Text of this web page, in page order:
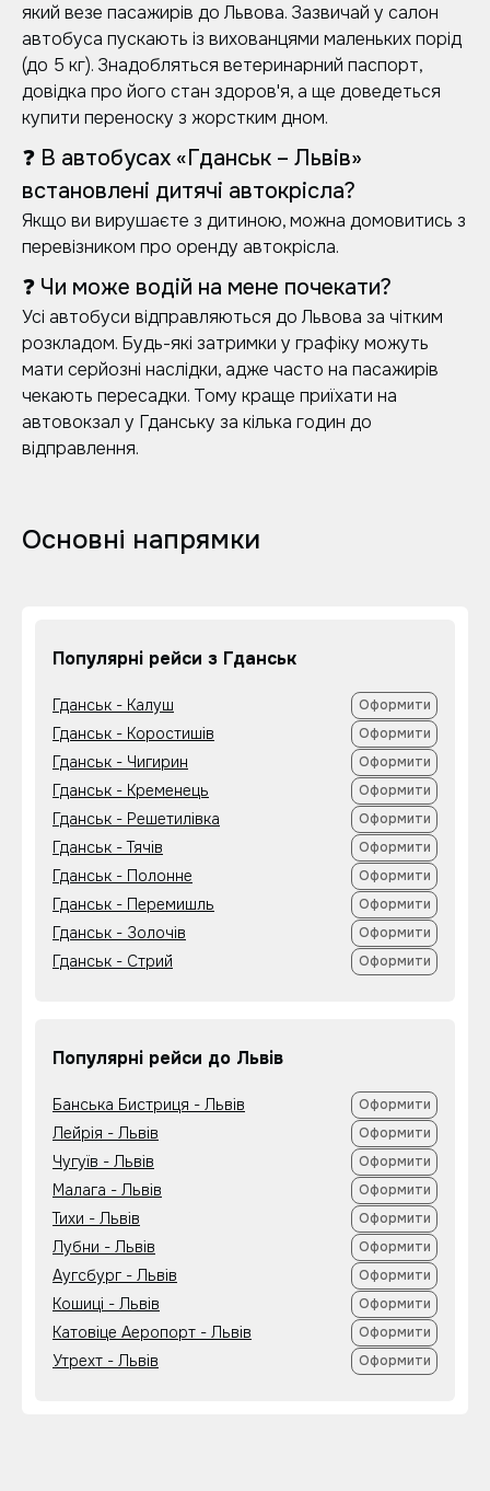
який везе пасажирів до Львова. Зазвичай у салон
автобуса пускають із вихованцями маленьких порід
(до 5 кг). Знадобляться ветеринарний паспорт,
довідка про його стан здоров'я, а ще доведеться
купити переноску з жорстким дном.
❓ В автобусах «Гданськ – Львів»
встановлені дитячі автокрісла?
Якщо ви вирушаєте з дитиною, можна домовитись з
перевізником про оренду автокрісла.
❓ Чи може водій на мене почекати?
Усі автобуси відправляються до Львова за чітким
розкладом. Будь-які затримки у графіку можуть
мати серйозні наслідки, адже часто на пасажирів
чекають пересадки. Тому краще приїхати на
автовокзал у Гданську за кілька годин до
відправлення.
Основні напрямки
Популярні рейси з Гданськ
Гданськ - Калуш Оформити
Гданськ - Коростишів Оформити
Гданськ - Чигирин Оформити
Гданськ - Кременець Оформити
Гданськ - Решетилівка Оформити
Гданськ - Тячів Оформити
Гданськ - Полонне Оформити
Гданськ - Перемишль Оформити
Гданськ - Золочів Оформити
Гданськ - Стрий Оформити
Популярні рейси до Львів
Банська Бистриця - Львів Оформити
Лейрія - Львів Оформити
Чугуїв - Львів Оформити
Малага - Львів Оформити
Тихи - Львів Оформити
Лубни - Львів Оформити
Аугсбург - Львів Оформити
Кошиці - Львів Оформити
Катовіце Аеропорт - Львів Оформити
Утрехт - Львів Оформити